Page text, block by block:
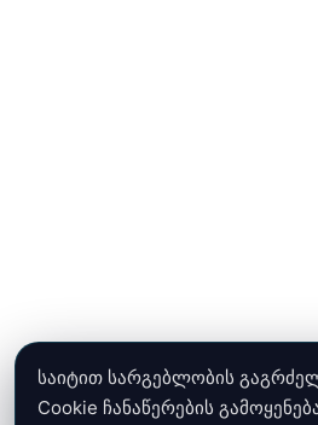
საიტით სარგებლობის
Cookie ჩანაწერების